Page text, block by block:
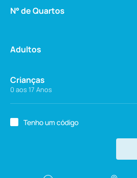
N° de Quartos
Adultos
Crianças
0 aos 17 Anos
Tenho um código